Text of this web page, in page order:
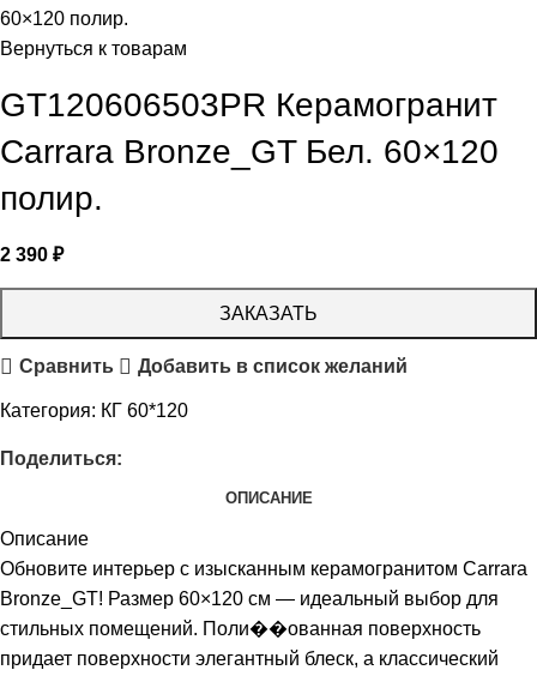
60×120 полир.
Вернуться к товарам
GT120606503PR Керамогранит
Carrara Bronze_GT Бел. 60×120
полир.
2 390 ₽
ЗАКАЗАТЬ
Сравнить Добавить в список желаний
Категория: КГ 60*120
Поделиться:
ОПИСАНИЕ
Описание
Обновите интерьер с изысканным керамогранитом Carrara
Bronze_GT! Размер 60×120 см — идеальный выбор для
стильных помещений. Поли��ованная поверхность
придает поверхности элегантный блеск, а классический